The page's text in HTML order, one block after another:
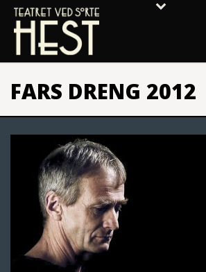
FARS DRENG 2012